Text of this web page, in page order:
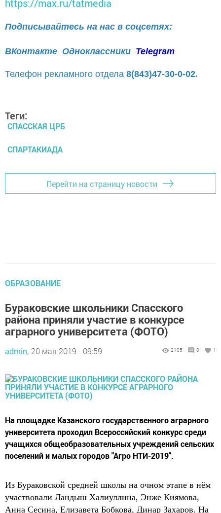
https://max.ru/tatmedia
Подписывайтесь на нас в соцсетях:
ВКонтакте Одноклассники Telegram
Телефон рекламного отдела 8(843)47-30-0-02.
Теги:
СПАССКАЯ ЦРБ
СПАРТАКИАДА
Перейти на страницу новости
ОБРАЗОВАНИЕ
Бураковские школьники Спасского
района приняли участие в конкурсе
аграрного университета (ФОТО)
admin, 20 мая 2019 - 09:59 2105 0 1
​​​​​​​На площадке Казанского государственного аграрного
университета проходил Всероссийский конкурс среди
учащихся общеобразовательных учреждений сельских
поселений и малых городов "Агро НТИ-2019".
Из Бураковской средней школы на очном этапе в нём
участвовали Ландыш Халиуллина, Энже Киямова,
Анна Сесина, Елизавета Бобкова, Динар Захаров. На